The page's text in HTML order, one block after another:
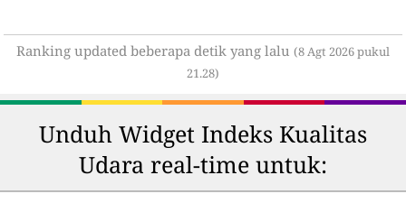
Ranking updated beberapa detik yang lalu (8 Agt 2026 pukul
21.28)
Unduh Widget Indeks Kualitas
Udara real-time untuk: